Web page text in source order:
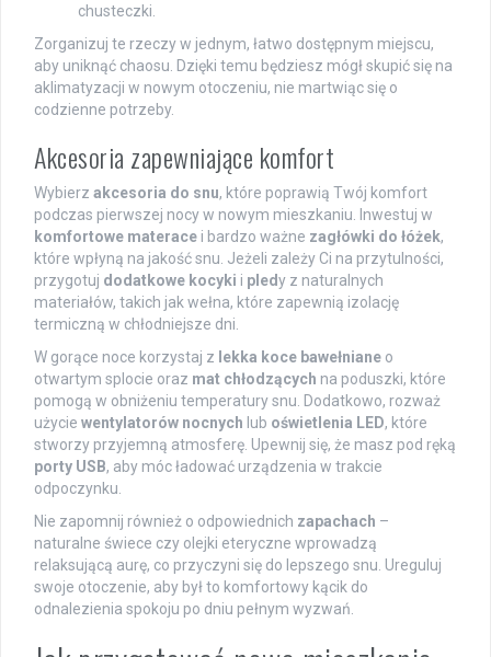
chusteczki.
Zorganizuj te rzeczy w jednym, łatwo dostępnym miejscu,
aby uniknąć chaosu. Dzięki temu będziesz mógł skupić się na
aklimatyzacji w nowym otoczeniu, nie martwiąc się o
codzienne potrzeby.
Akcesoria zapewniające komfort
Wybierz akcesoria do snu, które poprawią Twój komfort
podczas pierwszej nocy w nowym mieszkaniu. Inwestuj w
komfortowe materace i bardzo ważne zagłówki do łóżek,
które wpłyną na jakość snu. Jeżeli zależy Ci na przytulności,
przygotuj dodatkowe kocyki i pledy z naturalnych
materiałów, takich jak wełna, które zapewnią izolację
termiczną w chłodniejsze dni.
W gorące noce korzystaj z lekka koce bawełniane o
otwartym splocie oraz mat chłodzących na poduszki, które
pomogą w obniżeniu temperatury snu. Dodatkowo, rozważ
użycie wentylatorów nocnych lub oświetlenia LED, które
stworzy przyjemną atmosferę. Upewnij się, że masz pod ręką
porty USB, aby móc ładować urządzenia w trakcie
odpoczynku.
Nie zapomnij również o odpowiednich zapachach –
naturalne świece czy olejki eteryczne wprowadzą
relaksującą aurę, co przyczyni się do lepszego snu. Ureguluj
swoje otoczenie, aby był to komfortowy kącik do
odnalezienia spokoju po dniu pełnym wyzwań.